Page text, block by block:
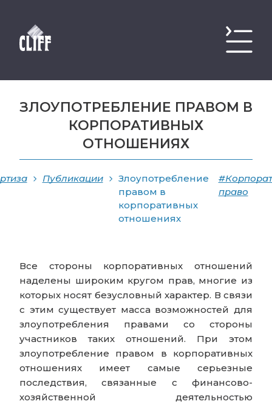
ЗЛОУПОТРЕБЛЕНИЕ ПРАВОМ В
КОРПОРАТИВНЫХ
ОТНОШЕНИЯХ
Публикации
Злоупотребление
правом в
корпоративных
отношениях
право
Все стороны корпоративных отношений
наделены широким кругом прав, многие из
которых носят безусловный характер. В связи
с этим существует масса возможностей для
злоупотребления правами со стороны
участников таких отношений. При этом
злоупотребление правом в корпоративных
отношениях имеет самые серьезные
последствия, связанные с финансово-
хозяйственной деятельностью